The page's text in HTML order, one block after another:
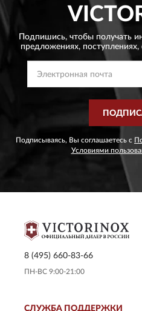
Подпишись, чтобы получать
предложениях,
Подписываясь, Вы соглашаетесь с
Условиями
8 (495) 660-83-66
ПН-ВС 9:00-21:00
СЛУЖБА ПОДДЕРЖКИ